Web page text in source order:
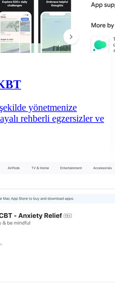
yönetmenize
rehberli egzersizler ve